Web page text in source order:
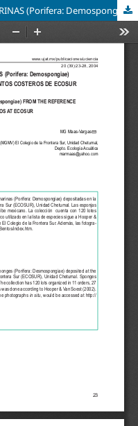
INVENTARIO DE LAS ESPONJAS MARINAS (Porifera: Demospongiae) DE LA COLECCIÓN DE REFERENCIA DE BENTOS COSTEROS DE ECOSUR